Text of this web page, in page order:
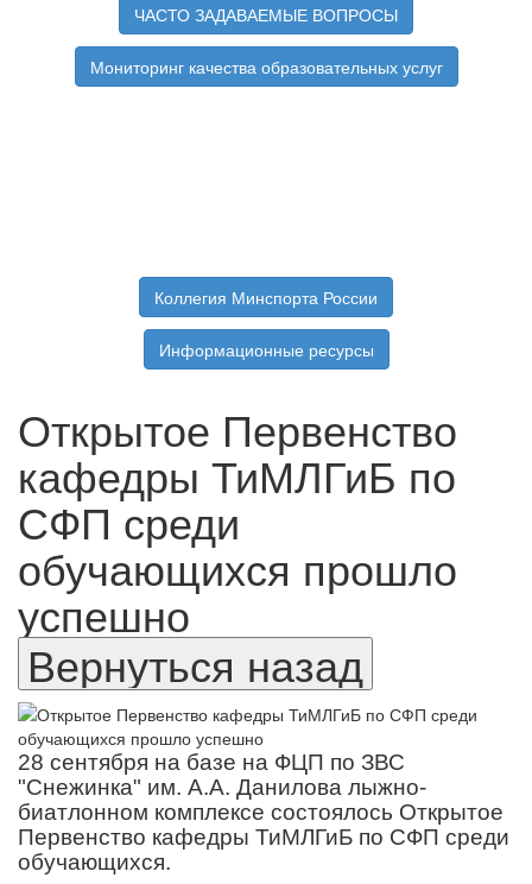
ЧАСТО ЗАДАВАЕМЫЕ ВОПРОСЫ
Мониторинг качества образовательных услуг
Коллегия Минспорта России
Информационные ресурсы
Открытое Первенство
кафедры ТиМЛГиБ по
СФП среди
обучающихся прошло
успешно
28 сентября на базе на ФЦП по ЗВС
"Снежинка" им. А.А. Данилова лыжно-
биатлонном комплексе состоялось Открытое
Первенство кафедры ТиМЛГиБ по СФП среди
обучающихся.